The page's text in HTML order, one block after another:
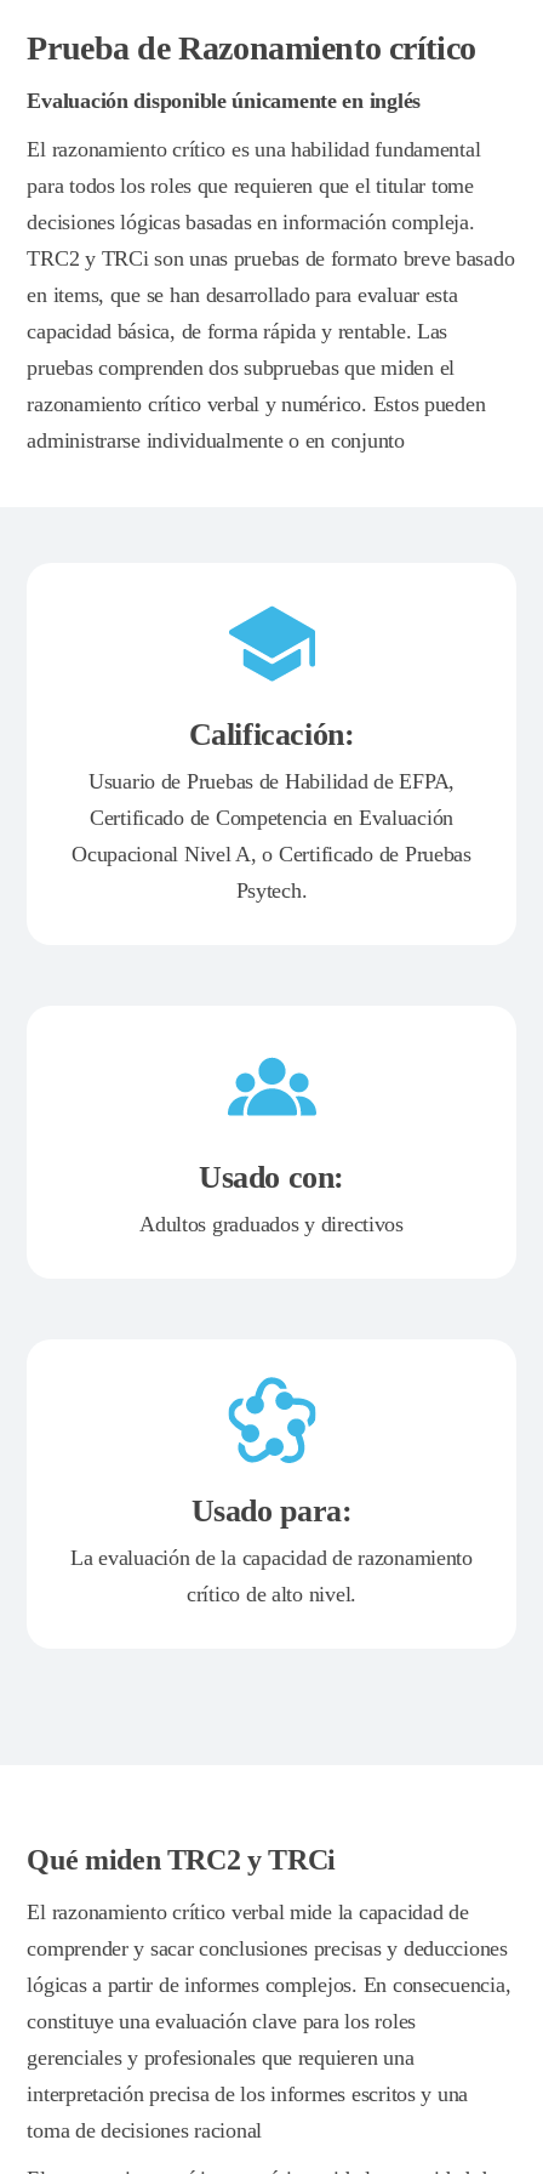
Prueba de Razonamiento crítico
Evaluación disponible únicamente en inglés
El razonamiento crítico es una habilidad fundamental
para todos los roles que requieren que el titular tome
decisiones lógicas basadas en información compleja.
TRC2 y TRCi son unas pruebas de formato breve basado
en items, que se han desarrollado para evaluar esta
capacidad básica, de forma rápida y rentable. Las
pruebas comprenden dos subpruebas que miden el
razonamiento crítico verbal y numérico. Estos pueden
administrarse individualmente o en conjunto
Calificación:
Usuario de Pruebas de Habilidad de EFPA,
Certificado de Competencia en Evaluación
Ocupacional Nivel A, o Certificado de Pruebas
Psytech.
Usado con:
Adultos graduados y directivos
Usado para:
La evaluación de la capacidad de razonamiento
crítico de alto nivel.
Qué miden TRC2 y TRCi
El razonamiento crítico verbal mide la capacidad de
comprender y sacar conclusiones precisas y deducciones
lógicas a partir de informes complejos. En consecuencia,
constituye una evaluación clave para los roles
gerenciales y profesionales que requieren una
interpretación precisa de los informes escritos y una
toma de decisiones racional